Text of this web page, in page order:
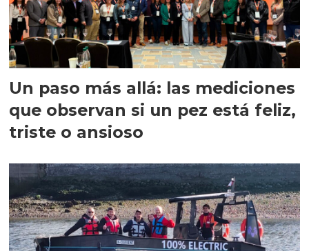
Un paso más allá: las mediciones
que observan si un pez está feliz,
triste o ansioso